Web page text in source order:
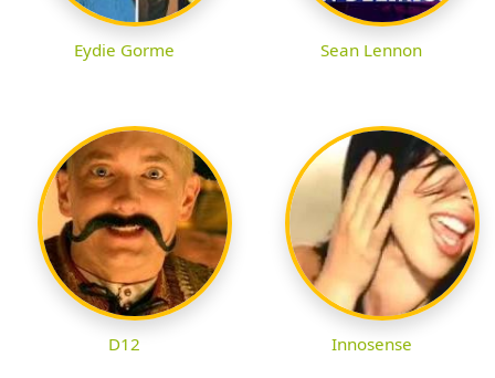
Eydie Gorme Sean Lennon
D12 Innosense